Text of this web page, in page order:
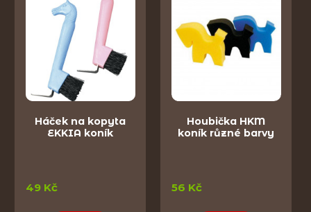
Háček na kopyta
EKKIA koník
49 Kč
Houbička HKM
koník různé barvy
56 Kč